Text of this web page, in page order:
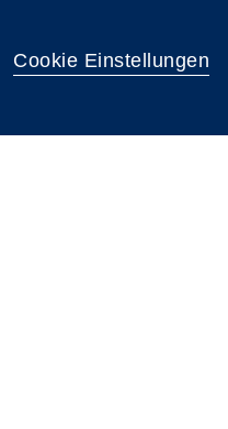
Cookie Einstellungen